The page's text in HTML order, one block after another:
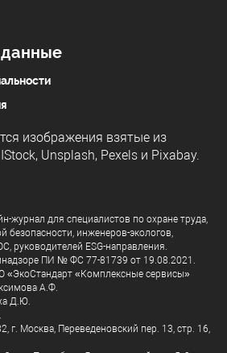
изображения взятые из
IStock, Unsplash, Pexels и Pixabay.
журнал для специалистов по охране труда,
инженеров-экологов,
руководителей ESG-направления.
ПИ № ФС 77-81739 от 19.08.2021.
«ЭкоСтандарт «Комплексные сервисы»
А.Ф.
Д.Ю.
г. Москва, Переведеновский пер. 13, стр. 16,